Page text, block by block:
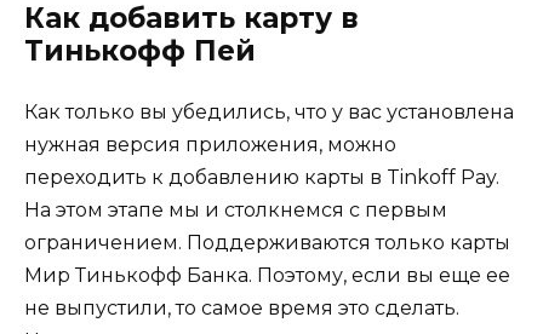
Как добавить карту в
Тинькофф Пей
Как только вы убедились, что у вас установлена
нужная версия приложения, можно
переходить к добавлению карты в Tinkoff Pay.
На этом этапе мы и столкнемся с первым
ограничением. Поддерживаются только карты
Мир Тинькофф Банка. Поэтому, если вы еще ее
не выпустили, то самое время это сделать.